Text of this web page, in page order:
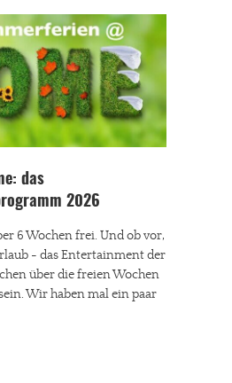
das
2026
6 Wochen frei. Und ob vor,
- das Entertainment der
über die freien Wochen
Wir haben mal ein paar